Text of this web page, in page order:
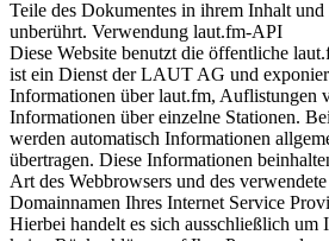
Teile des Dokumentes in ihrem Inhalt
unberührt. Verwendung laut.fm-API
Diese Website benutzt die öffentliche
ist ein Dienst der LAUT AG und
Informationen über laut.fm, Auflistungen
Informationen über einzelne Stationen.
werden automatisch Informationen
übertragen. Diese Informationen
Art des Webbrowsers und des
Domainnamen Ihres Internet Service
Hierbei handelt es sich ausschließlich um